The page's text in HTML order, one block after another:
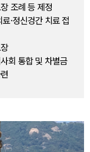
조례 등 제정
·정신겅간 치료 접
회 통합 및 차별금